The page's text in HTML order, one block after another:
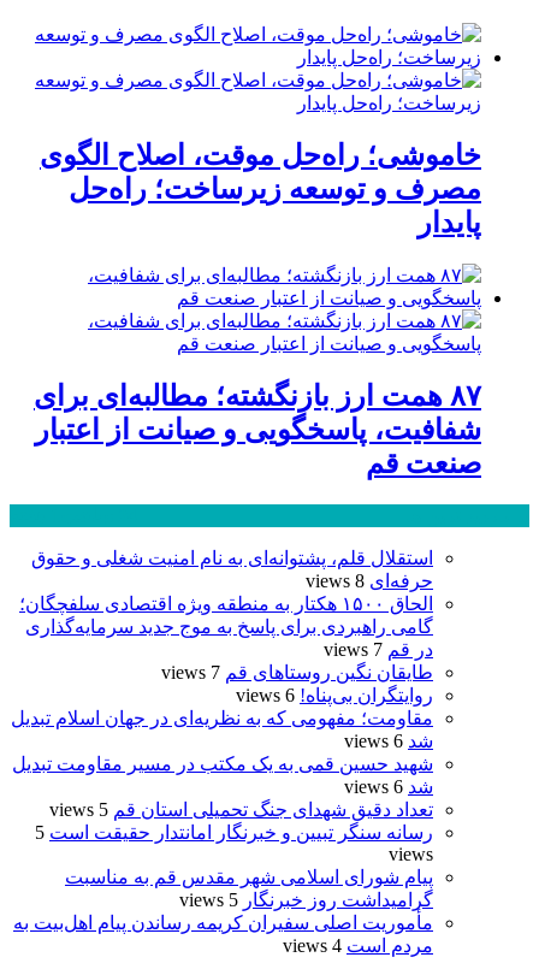
خاموشی؛ راه‌حل موقت، اصلاح الگوی
مصرف و توسعه زیرساخت؛ راه‌حل
پایدار
۸۷ همت ارز بازنگشته؛ مطالبه‌ای برای
شفافیت، پاسخگویی و صیانت از اعتبار
صنعت قم
استقلال قلم، پشتوانه‌ای به نام امنیت شغلی و حقوق
حرفه‌ای 8 views
الحاق ۱۵۰۰ هکتار به منطقه ویژه اقتصادی سلفچگان؛
گامی راهبردی برای پاسخ به موج جدید سرمایه‌گذاری
در قم 7 views
طایقان نگین روستاهای قم 7 views
روایتگران بی‌پناه! 6 views
مقاومت؛ مفهومی که به نظریه‌ای در جهان اسلام تبدیل
شد 6 views
شهید حسین قمی به یک مکتب در مسیر مقاومت تبدیل
شد 6 views
تعداد دقیق شهدای جنگ تحمیلی استان قم 5 views
رسانه سنگر تبیین و خبرنگار امانتدار حقیقت است 5
views
پیام شورای اسلامی شهر مقدس قم به مناسبت
گرامیداشت روز خبرنگار 5 views
مأموریت اصلی سفیران کریمه رساندن پیام اهل‌بیت به
مردم است 4 views